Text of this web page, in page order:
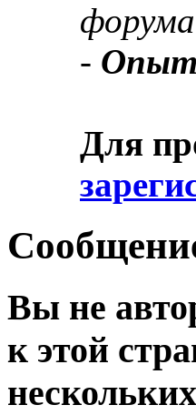
- Опыт
Для
Вы не
к этой